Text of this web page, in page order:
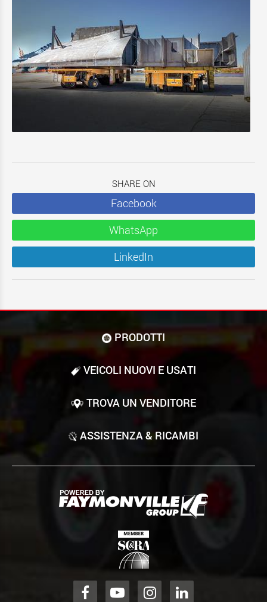
SHARE ON
Facebook
WhatsApp
LinkedIn
PRODOTTI
VEICOLI NUOVI E USATI
TROVA UN VENDITORE
ASSISTENZA & RICAMBI